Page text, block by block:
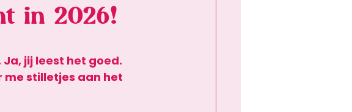
in 2026!
jij leest het goed.
me stilletjes aan het